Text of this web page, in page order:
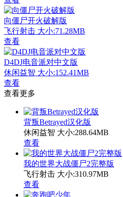
向僵尸开火破解版
飞行射击 大小:71.28MB
查看
D4DJ电音派对中文版
休闲益智 大小:152.41MB
查看
查看更多
背叛Betrayed汉化版
休闲益智 大小:288.64MB
查看
我的世界大战僵尸2完整版
飞行射击 大小:310.97MB
查看